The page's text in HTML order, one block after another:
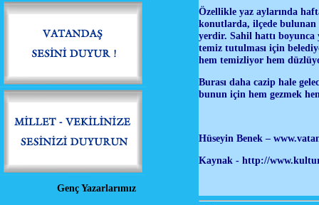
Genç Yazarlarımız
Özellikle yaz aylarında
konutlarda, ilçede bulunan
yerdir. Sahil hattı boyunca
temiz tutulması için
hem temizliyor hem
Burası daha cazip hale
bunun için hem gezmek
Hüseyin Benek –
Kaynak - http://